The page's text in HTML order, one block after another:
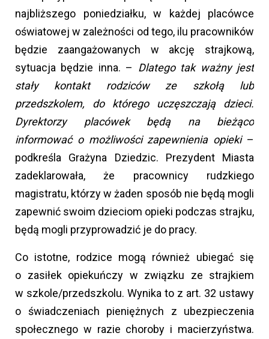
najbliższego poniedziałku, w każdej placówce
oświatowej w zależności od tego, ilu pracowników
będzie zaangażowanych w akcję strajkową,
sytuacja będzie inna. – Dlatego tak ważny jest
stały kontakt rodziców ze szkołą lub
przedszkolem, do którego uczęszczają dzieci.
Dyrektorzy placówek będą na bieżąco
informować o możliwości zapewnienia opieki –
podkreśla Grażyna Dziedzic. Prezydent Miasta
zadeklarowała, że pracownicy rudzkiego
magistratu, którzy w żaden sposób nie będą mogli
zapewnić swoim dzieciom opieki podczas strajku,
będą mogli przyprowadzić je do pracy.
Co istotne, rodzice mogą również ubiegać się
o zasiłek opiekuńczy w związku ze strajkiem
w szkole/przedszkolu. Wynika to z art. 32 ustawy
o świadczeniach pieniężnych z ubezpieczenia
społecznego w razie choroby i macierzyństwa.